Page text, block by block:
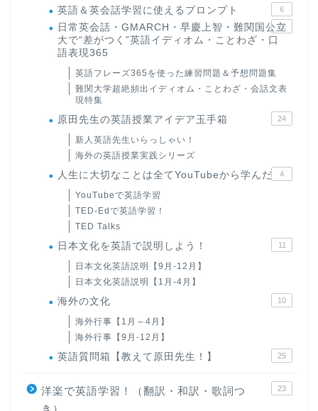
英語＆英会話学習に使えるプロンプト 6
日常英会話・GMARCH・早慶上智・難関国公立
大で“差がつく”英語イディオム・ことわざ・口
語表現365
22
英語フレーズ365を使った練習問題＆予想問題集
難関大学超絶頻出イディオム・ことわざ・会話文表
現特集
原田先生の英語授業アイデア玉手箱 24
新人英語先生いらっしゃい！
海外の英語授業実践シリーズ
人生に大切なことは全てYouTubeから学んだ 4
YouTubeで英語学習
TED-Edで英語学習！
TED Talks
日本文化を英語で説明しよう！ 11
日本文化英語説明【9月-12月】
日本文化英語説明【1月-4月】
海外の文化 10
海外行事【1月～4月】
海外行事【9月-12月】
英語質問箱【教えて原田先生！】 25
洋楽で英語学習！（翻訳・和訳・歌詞つ
23